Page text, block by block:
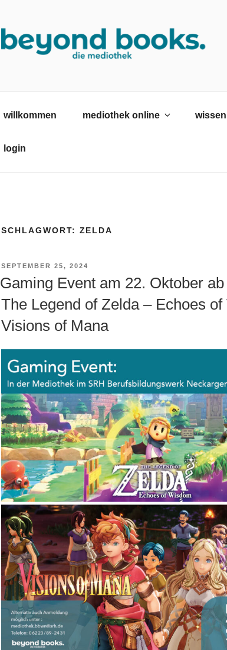
willkommen mediothek online
login
SCHLAGWORT: ZELDA
VERÖFFENTLICHT
SEPTEMBER 25, 2024
Gaming Event am 22. Oktober
The Legend of Zelda – Echoes
Visions of Mana